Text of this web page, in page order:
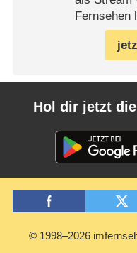
Fernsehen
Hol dir jetzt die
© 1998–2026